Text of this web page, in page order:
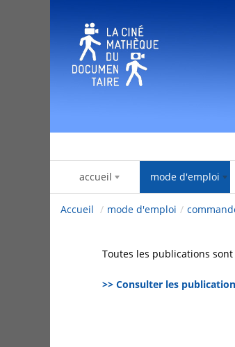
accueil mode d'emploi
Accueil / mode d'emploi /
Toutes les publications
>> Consulter les